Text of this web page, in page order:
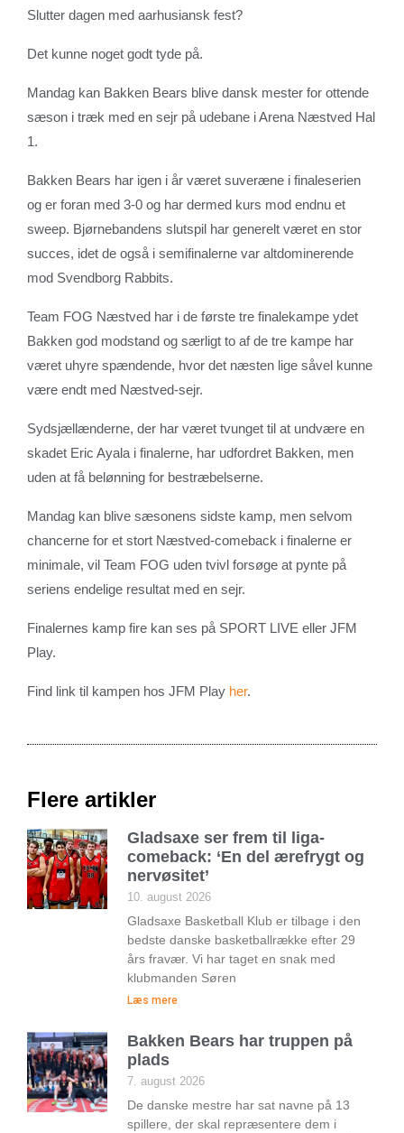
Slutter dagen med aarhusiansk fest?
Det kunne noget godt tyde på.
Mandag kan Bakken Bears blive dansk mester for ottende
sæson i træk med en sejr på udebane i Arena Næstved Hal
1.
Bakken Bears har igen i år været suveræne i finaleserien
og er foran med 3-0 og har dermed kurs mod endnu et
sweep. Bjørnebandens slutspil har generelt været en stor
succes, idet de også i semifinalerne var altdominerende
mod Svendborg Rabbits.
Team FOG Næstved har i de første tre finalekampe ydet
Bakken god modstand og særligt to af de tre kampe har
været uhyre spændende, hvor det næsten lige såvel kunne
være endt med Næstved-sejr.
Sydsjællænderne, der har været tvunget til at undvære en
skadet Eric Ayala i finalerne, har udfordret Bakken, men
uden at få belønning for bestræbelserne.
Mandag kan blive sæsonens sidste kamp, men selvom
chancerne for et stort Næstved-comeback i finalerne er
minimale, vil Team FOG uden tvivl forsøge at pynte på
seriens endelige resultat med en sejr.
Finalernes kamp fire kan ses på SPORT LIVE eller JFM
Play.
Find link til kampen hos JFM Play her.
Flere artikler
Gladsaxe ser frem til liga-
comeback: ‘En del ærefrygt og
nervøsitet’
10. august 2026
Gladsaxe Basketball Klub er tilbage i den
bedste danske basketballrække efter 29
års fravær. Vi har taget en snak med
klubmanden Søren
Læs mere
Bakken Bears har truppen på
plads
7. august 2026
De danske mestre har sat navne på 13
spillere, der skal repræsentere dem i